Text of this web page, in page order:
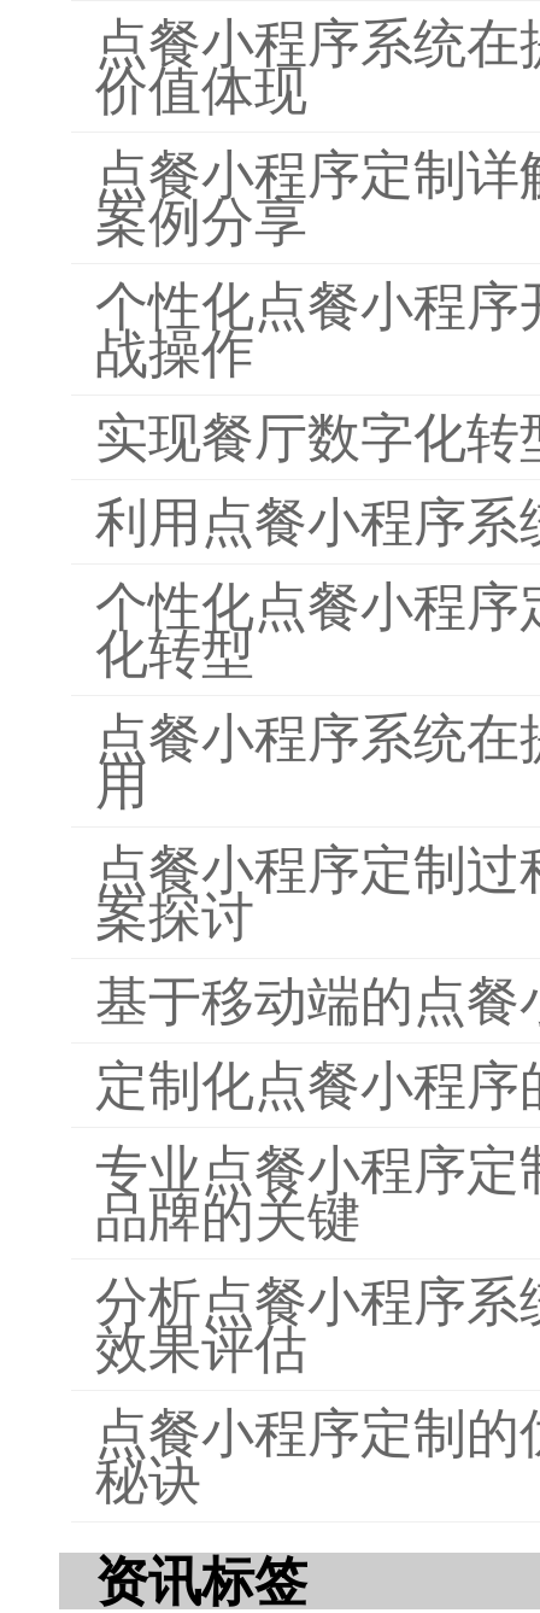
点餐小程序系统
价值体现
点餐小程序定制
案例分享
个性化点餐小程
战操作
实现餐厅数字化
利用点餐小程序
个性化点餐小程
化转型
点餐小程序系统
用
点餐小程序定制
案探讨
基于移动端的点餐
定制化点餐小程
专业点餐小程序
品牌的关键
分析点餐小程序
效果评估
点餐小程序定制
秘诀
资讯标签